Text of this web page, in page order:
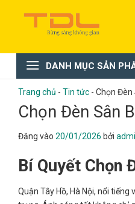
dung
DANH MỤC SẢN
Trang chủ - Tin tức - Chọn Đèn
Chọn Đèn Sân
Đăng vào 20/01/2026 bởi
Bí Quyết Chọn
Quận Tây Hồ, Hà Nội, nổi